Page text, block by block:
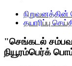
நிறுவனத்தின்
தயாரிப்பு
"செங்கடல்
நியூரம்பெர்க்